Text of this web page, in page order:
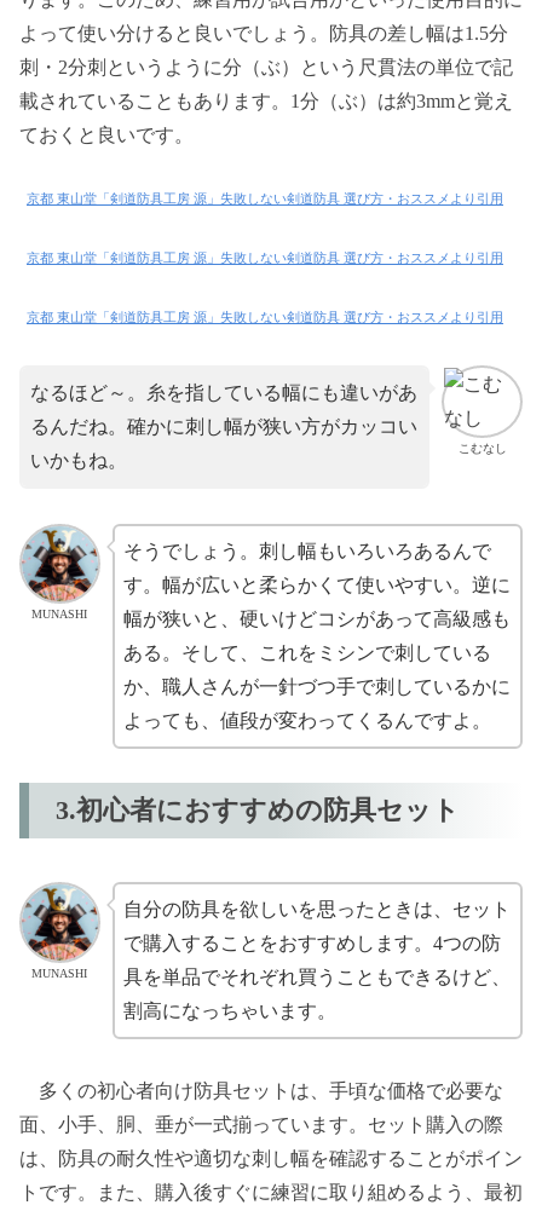
よって使い分けると良いでしょう。防具の差し幅は1.5分
刺・2分刺というように分（ぶ）という尺貫法の単位で記
載されていることもあります。1分（ぶ）は約3mmと覚え
ておくと良いです。
京都 東山堂「剣道防具工房 源」失敗しない剣道防具 選び方・おススメより引用
京都 東山堂「剣道防具工房 源」失敗しない剣道防具 選び方・おススメより引用
京都 東山堂「剣道防具工房 源」失敗しない剣道防具 選び方・おススメより引用
こむなし
なるほど～。糸を指している幅にも違いがあ
るんだね。確かに刺し幅が狭い方がカッコい
いかもね。
MUNASHI
そうでしょう。刺し幅もいろいろあるんで
す。幅が広いと柔らかくて使いやすい。逆に
幅が狭いと、硬いけどコシがあって高級感も
ある。そして、これをミシンで刺している
か、職人さんが一針づつ手で刺しているかに
よっても、値段が変わってくるんですよ。
3.初心者におすすめの防具セット
MUNASHI
自分の防具を欲しいを思ったときは、セット
で購入することをおすすめします。4つの防
具を単品でそれぞれ買うこともできるけど、
割高になっちゃいます。
多くの初心者向け防具セットは、手頃な価格で必要な
面、小手、胴、垂が一式揃っています。セット購入の際
は、防具の耐久性や適切な刺し幅を確認することがポイン
トです。また、購入後すぐに練習に取り組めるよう、最初